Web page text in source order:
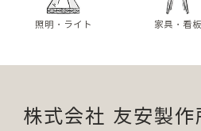
照明・ライト 家具・看板
株式会社 友安製作